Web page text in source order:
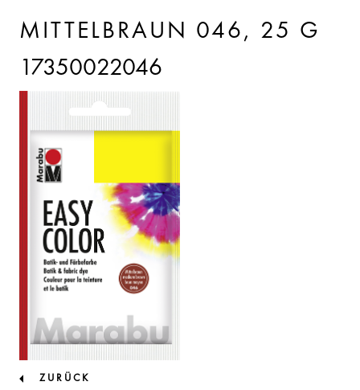
MITTELBRAUN 046, 25 G
17350022046
ZURÜCK